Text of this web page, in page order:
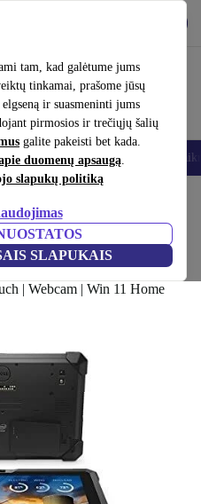
tam, kad galėtume jums
tinkamai, prašome jūsų
ir suasmeninti jums
pirmosios ir trečiųjų šalių
galite pakeisti bet kada.
duomenų apsaugą.
slapukų politiką
SLAPUKAIS
Planšetės Išmanieji
Extreme | i7-
| Webcam | Win 11 Home